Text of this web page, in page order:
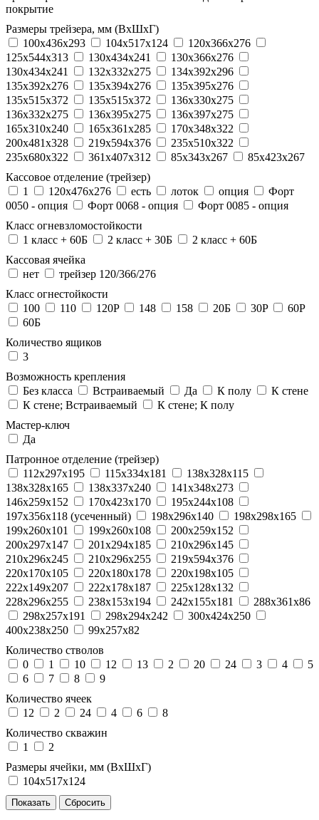
покрытие
Размеры трейзера, мм (ВхШхГ)
100x436x293
104х517х124
120x366x276
125x544x313
130x434x241
130х366х276
130х434х241
132x332x275
134x392x296
135x392x276
135x394x276
135x395x276
135x515x372
135х515х372
136x330x275
136x332x275
136x395x275
136x397x275
165x310x240
165x361x285
170x348x322
200x481x328
219x594x376
235x510x322
235x680x322
361x407x312 85x343x267
85x423x267
Кассовое отделение (трейзер)
1
120х476х276 есть лоток опция
Форт
0050 - опция
Форт 0068 - опция
Форт 0085 - опция
Класс огневзломостойкости
1 класс + 60Б
2 класс + 30Б
2 класс + 60Б
Кассовая ячейка
нет
трейзер 120/366/276
Класс огнестойкости
100
110 120P 148 158 20Б 30P
60P
60Б
Количество ящиков
3
Возможность крепления
Без класса
Встраиваемый Да К полу
К стене
К стене; Встраиваемый
К стене; К полу
Мастер-ключ
Да
Патронное отделение (трейзер)
112x297x195
115x334x181
138x328x115
138x328x165
138x337x240
141x348x273
146x259x152
170x423x170
195x244x108
197x356x118 (усеченный)
198x296x140
198x298x165
199x260x101
199x260x108
200x259x152
200x297x147
201x294x185
210x296x145
210x296x245
210x296x255
219x594x376
220x170x105
220x180x178
220x198x105
222x149x207
222x178x187
225x128x132
228x296x255
238x153x194 242x155x181
288x361x86
298x257x191
298x294x242
300x424x250
400x238x250
99x257x82
Количество стволов
0
1 10 12 13 2 20 24 3 4
5
6
7 8
9
Количество ячеек
12
2 24 4 6
8
Количество скважин
1
2
Размеры ячейки, мм (ВхШхГ)
104х517х124